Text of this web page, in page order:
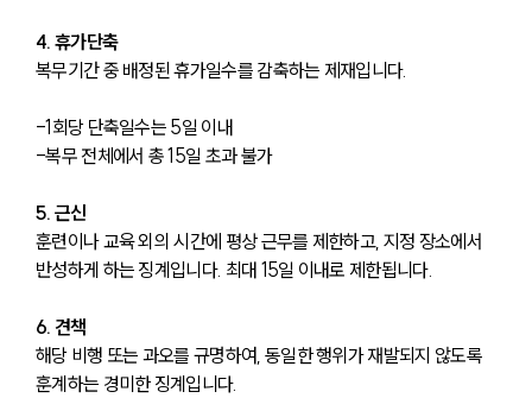
4. 휴가단축
복무기간 중 배정된 휴가일수를 감축하는 제재입니다.
-1회당 단축일수는 5일 이내
-복무 전체에서 총 15일 초과 불가
5. 근신
훈련이나 교육 외의 시간에 평상 근무를 제한하고, 지정 장소에서
반성하게 하는 징계입니다. 최대 15일 이내로 제한됩니다.
6. 견책
해당 비행 또는 과오를 규명하여, 동일한 행위가 재발되지 않도록
훈계하는 경미한 징계입니다.